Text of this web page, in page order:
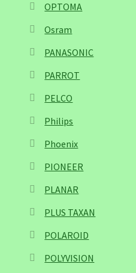
OPTOMA
Osram
PANASONIC
PARROT
PELCO
Philips
Phoenix
PIONEER
PLANAR
PLUS TAXAN
POLAROID
POLYVISION